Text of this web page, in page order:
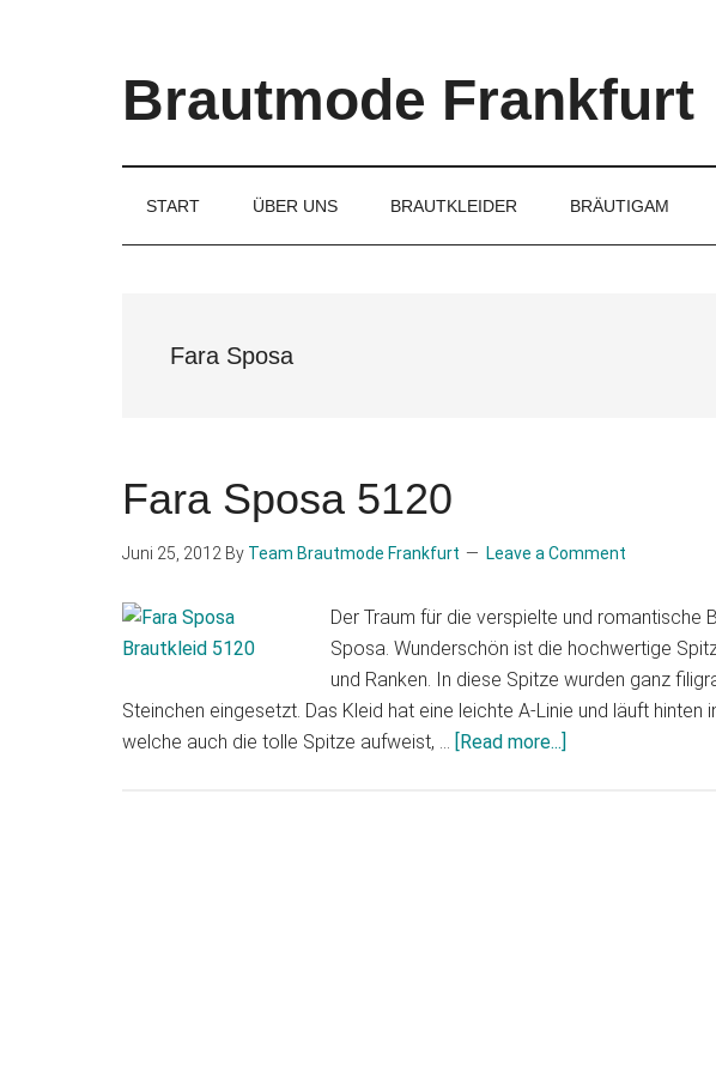
Brautmode Frankfurt
Brautmode
START ÜBER UNS BRAUTKLEIDER BRÄUTIGAM
Fara Sposa
Fara Sposa 5120
Juni 25, 2012 By Team Brautmode Frankfurt Leave a Comment
Der Traum für die verspielte und romantische
Sposa. Wunderschön ist die hochwertige
und Ranken. In diese Spitze wurden ganz
Steinchen eingesetzt. Das Kleid hat eine leichte A-Linie und läuft hinten
welche auch die tolle Spitze aufweist, … [Read more...]